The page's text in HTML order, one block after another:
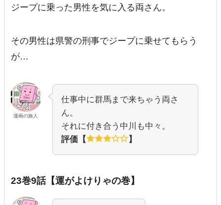
ジープに乗った男性を気に入る両さん。
その男性は県警の刑事でジープに乗せてもらう
が…
漫画の旅人
仕事中に群馬まで来ちゃう両さ
ん。
それに付き合う中川も中々。
評価【
】
23巻9話【運がよけりゃの巻】